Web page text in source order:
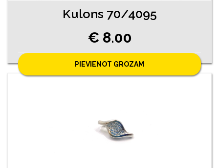
Kulons 70/4095
€ 8.00
PIEVIENOT GROZAM